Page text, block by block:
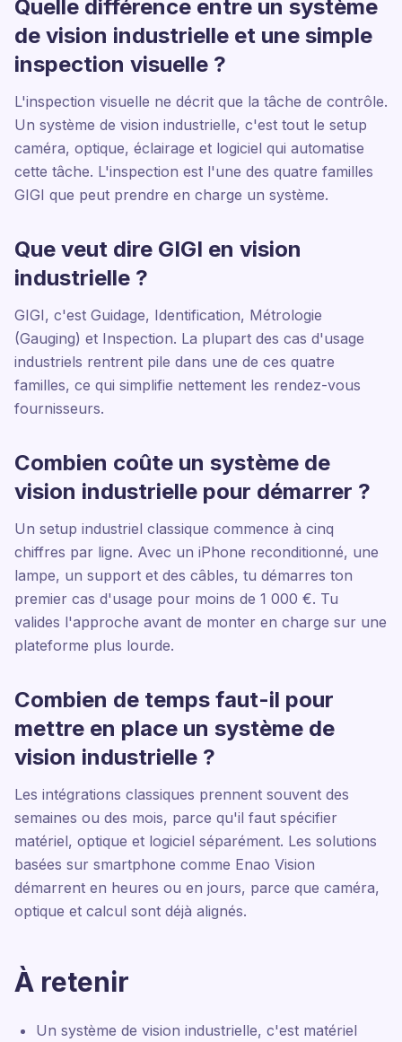
Quelle différence entre un système
de vision industrielle et une simple
inspection visuelle ?
L'inspection visuelle ne décrit que la tâche de contrôle.
Un système de vision industrielle, c'est tout le setup
caméra, optique, éclairage et logiciel qui automatise
cette tâche. L'inspection est l'une des quatre familles
GIGI que peut prendre en charge un système.
Que veut dire GIGI en vision
industrielle ?
GIGI, c'est Guidage, Identification, Métrologie
(Gauging) et Inspection. La plupart des cas d'usage
industriels rentrent pile dans une de ces quatre
familles, ce qui simplifie nettement les rendez-vous
fournisseurs.
Combien coûte un système de
vision industrielle pour démarrer ?
Un setup industriel classique commence à cinq
chiffres par ligne. Avec un iPhone reconditionné, une
lampe, un support et des câbles, tu démarres ton
premier cas d'usage pour moins de 1 000 €. Tu
valides l'approche avant de monter en charge sur une
plateforme plus lourde.
Combien de temps faut-il pour
mettre en place un système de
vision industrielle ?
Les intégrations classiques prennent souvent des
semaines ou des mois, parce qu'il faut spécifier
matériel, optique et logiciel séparément. Les solutions
basées sur smartphone comme Enao Vision
démarrent en heures ou en jours, parce que caméra,
optique et calcul sont déjà alignés.
À retenir
Un système de vision industrielle, c'est matériel